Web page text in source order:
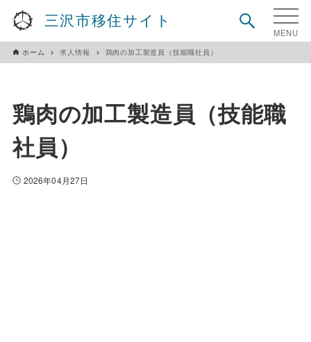
三沢市移住サイト
ホーム 求人情報 鶏肉の加工製造員（技能職社員）
鶏肉の加工製造員（技能職
社員）
2026年04月27日